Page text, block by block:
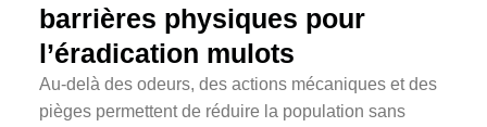
barrières physiques pour
l’éradication mulots
Au-delà des odeurs, des actions mécaniques et des
pièges permettent de réduire la population sans